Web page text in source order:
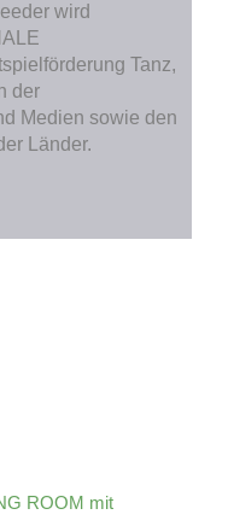
wird
Tanz,
der
Medien sowie den
Länder.
ROOM mit